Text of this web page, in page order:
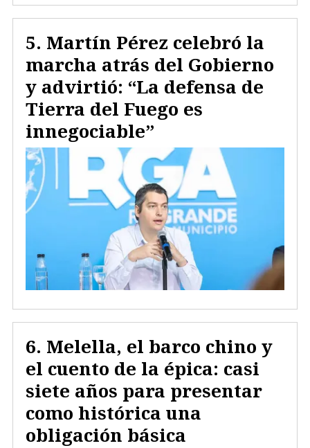
Martín Pérez celebró la
marcha atrás del Gobierno
y advirtió: “La defensa de
Tierra del Fuego es
innegociable”
Melella, el barco chino y
el cuento de la épica: casi
siete años para presentar
como histórica una
obligación básica